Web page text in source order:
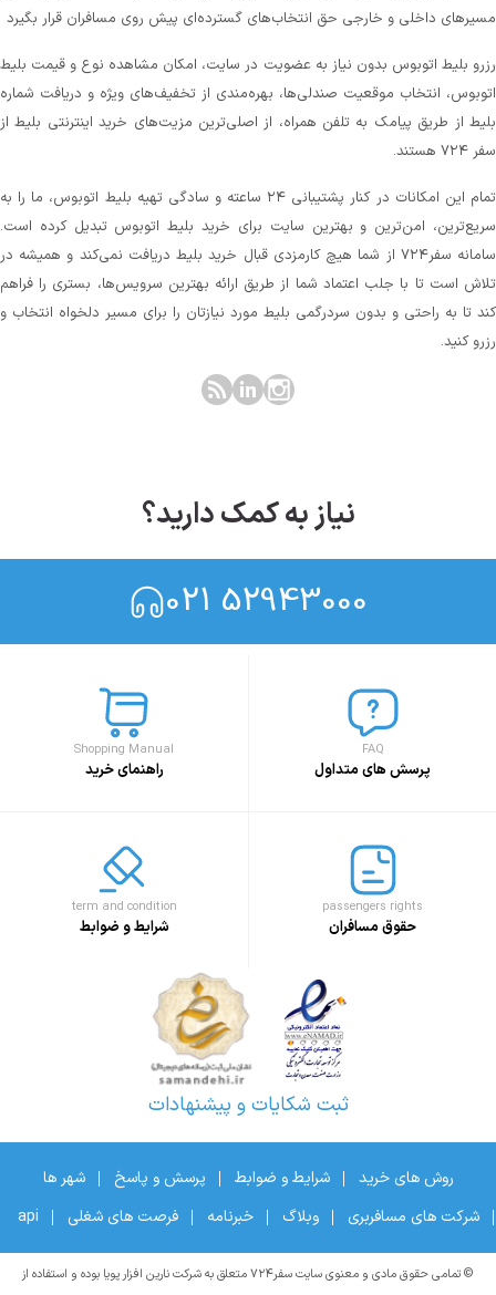
مسیرهای داخلی و خارجی حق انتخاب‌های گسترده‌ای پیش روی مسافران قرار بگیرد
رزرو بلیط اتوبوس بدون نیاز به عضویت در سایت، امکان مشاهده نوع و قیمت بلیط
اتوبوس، انتخاب موقعیت صندلی‌ها، بهره‌مندی از تخفیف‌های ویژه و دریافت شماره‌
بلیط از طریق پیامک به تلفن همراه، از اصلی‌ترین مزیت‌های خرید اینترنتی بلیط از
سفر ۷۲۴ هستند.
تمام این امکانات در کنار پشتیبانی‌ ۲۴ ساعته و سادگی تهیه بلیط اتوبوس، ما را به
سریع‌ترین، امن‌ترین و بهترین سایت برای خرید بلیط اتوبوس تبدیل کرده است.
سامانه سفر۷۲۴ از شما هیچ کارمزدی قبال خرید بلیط دریافت نمی‌کند و همیشه در
تلاش است تا با جلب اعتماد شما از طریق ارائه بهترین سرویس‌ها، بستری را فراهم
کند تا به راحتی و بدون سردرگمی بلیط مورد نیازتان را برای مسیر دلخواه انتخاب و
رزرو کنید.
نیاز به کمک دارید؟
021 52943000
FAQ
پرسش های متداول
Shopping Manual
راهنمای خرید
passengers rights
حقوق مسافران
term and condition
شرایط و ضوابط
ثبت شکایات و پیشنهادات
روش های خرید شرایط و ضوابط پرسش و پاسخ
شهر ها
شرکت های مسافربری
وبلاگ خبرنامه فرصت های شغلی api
© تمامی حقوق مادی و معنوی سایت سفر۷۲۴ متعلق به شرکت نارین افزار پویا بوده و استفاده از